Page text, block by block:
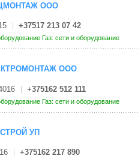
ООО
+37517 213 07 42
Газ: сети и оборудование
ООО
+375162 512 111
Газ: сети и оборудование
УП
+375162 217 890